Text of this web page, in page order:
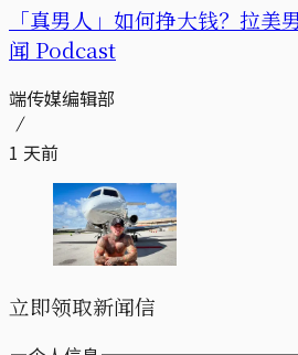
「真男人」如何挣大钱？拉美
闻 Podcast
端传媒编辑部
1 天前
立即领取新闻信